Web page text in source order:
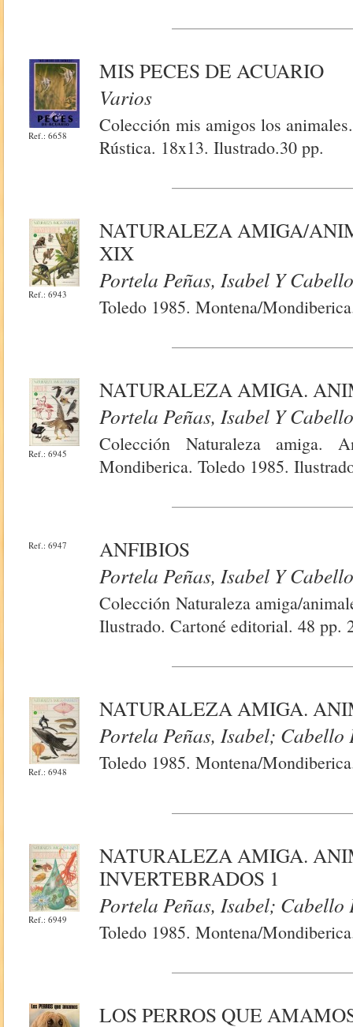
Ref.: 6658
MIS PECES DE ACUARIO
Varios
Colección mis amigos los
Rústica. 18x13. Ilustrado.30 pp.
Ref.: 6943
NATURALEZA AMIGA/
XIX
Portela Peñas, Isabel Y
Toledo 1985. Montena/
Ref.: 6945
NATURALEZA AMIGA.
Portela Peñas, Isabel Y
Colección Naturaleza amiga.
Mondiberica. Toledo 1985.
Ref.: 6947
ANFIBIOS
Portela Peñas, Isabel Y
Colección Naturaleza amiga/
Ilustrado. Cartoné editorial. 48 pp.
Ref.: 6948
NATURALEZA AMIGA.
Portela Peñas, Isabel; Cabello
Toledo 1985. Montena/
Ref.: 6949
NATURALEZA AMIGA.
INVERTEBRADOS 1
Portela Peñas, Isabel; Cabello
Toledo 1985. Montena/
LOS PERROS QUE